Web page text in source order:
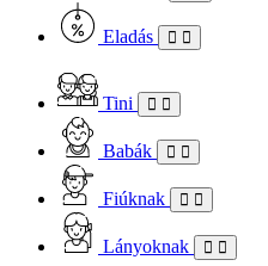
Eladás
Tini
Babák
Fiúknak
Lányoknak